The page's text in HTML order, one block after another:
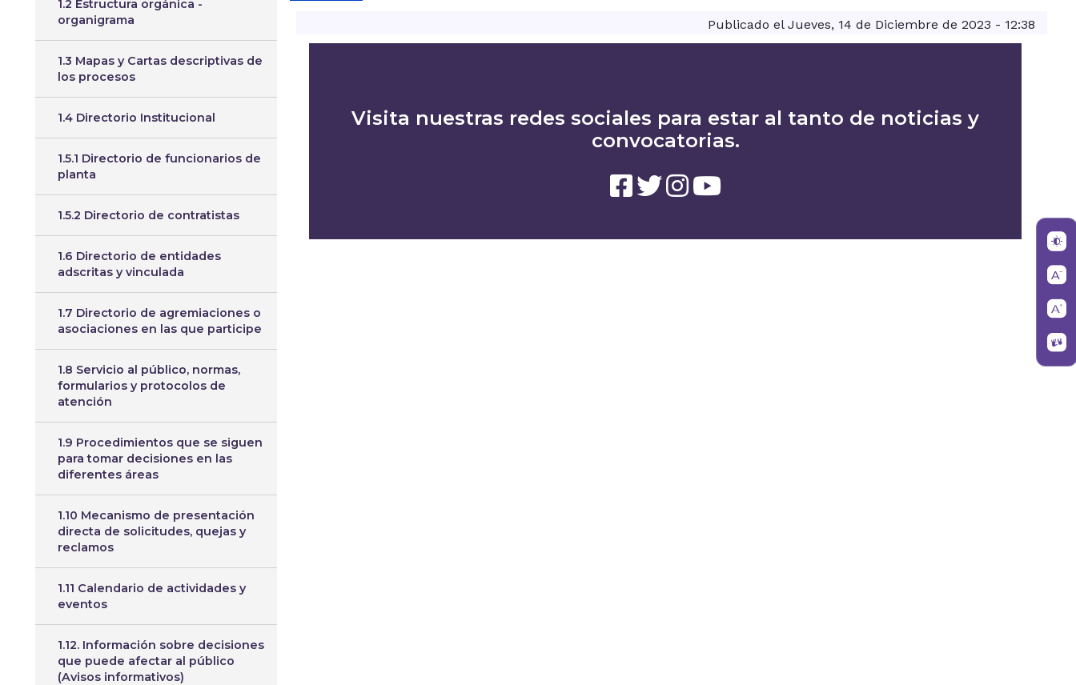
1.2 Estructura orgánica -
organigrama
1.3 Mapas y Cartas descriptivas de
los procesos
1.4 Directorio Institucional
1.5.1 Directorio de funcionarios de
planta
1.5.2 Directorio de contratistas
1.6 Directorio de entidades
adscritas y vinculada
1.7 Directorio de agremiaciones o
asociaciones en las que participe
1.8 Servicio al público, normas,
formularios y protocolos de
atención
1.9 Procedimientos que se siguen
para tomar decisiones en las
diferentes áreas
1.10 Mecanismo de presentación
directa de solicitudes, quejas y
reclamos
1.11 Calendario de actividades y
eventos
1.12. Información sobre decisiones
que puede afectar al público
(Avisos informativos)
Publicado el Jueves, 14 de Diciembre de 2023 - 12:38
Visita nuestras redes sociales para estar al tanto de noticias y
convocatorias.